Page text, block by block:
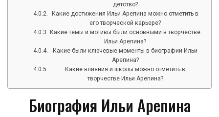
детство?
Какие достижения Ильи Арепина можно отметить в
его творческой карьере?
Какие темы и мотивы были основными в творчестве
Ильи Арепина?
Какие были ключевые моменты в биографии Ильи
Арепина?
Какие влияния и школы можно отметить в
творчестве Ильи Арепина?
Биография Ильи Арепина